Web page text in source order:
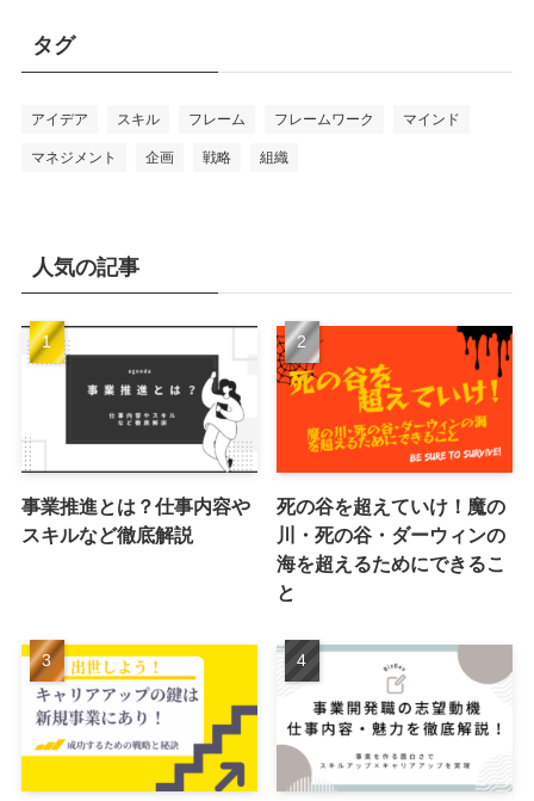
ー
タグ
アイデア スキル フレーム フレームワーク マインド
マネジメント 企画 戦略 組織
人気の記事
事業推進とは？仕事内容や
スキルなど徹底解説
死の谷を超えていけ！魔の
川・死の谷・ダーウィンの
海を超えるためにできるこ
と